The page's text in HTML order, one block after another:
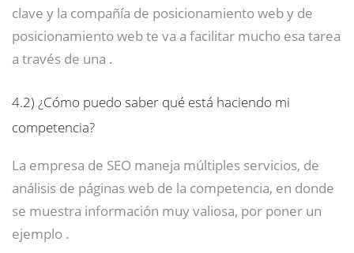
clave y la compañía de posicionamiento web y de
posicionamiento web te va a facilitar mucho esa tarea
a través de una .
4.2) ¿Cómo puedo saber qué está haciendo mi
competencia?
La empresa de SEO maneja múltiples servicios, de
análisis de páginas web de la competencia, en donde
se muestra información muy valiosa, por poner un
ejemplo .